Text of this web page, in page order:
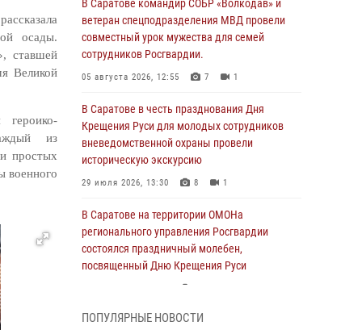
осады.
ставшей
Великой
героико-
из
простых
военного
В Саратове командир СОБР «Волкодав» и
ветеран спецподразделения МВД провели
совместный урок мужества для семей
сотрудников Росгвардии.
05 августа 2026, 12:55 7 1
В Саратове в честь празднования Дня
Крещения Руси для молодых сотрудников
вневедомственной охраны провели
историческую экскурсию
29 июля 2026, 13:30 8 1
В Саратове на территории ОМОНа
регионального управления Росгвардии
состоялся праздничный молебен,
посвященный Дню Крещения Руси
В Саратовской области сотрудники
ПОПУЛЯРНЫЕ НОВОСТИ